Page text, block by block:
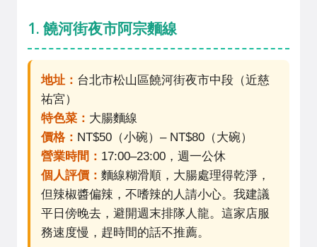
1. 饒河街夜市阿宗麵線
地址： 台北市松山區饒河街夜市中段（近慈
祐宮）
特色菜： 大腸麵線
價格： NT$50（小碗）– NT$80（大碗）
營業時間： 17:00–23:00，週一公休
個人評價： 麵線糊滑順，大腸處理得乾淨，
但辣椒醬偏辣，不嗜辣的人請小心。我建議
平日傍晚去，避開週末排隊人龍。這家店服
務速度慢，趕時間的話不推薦。